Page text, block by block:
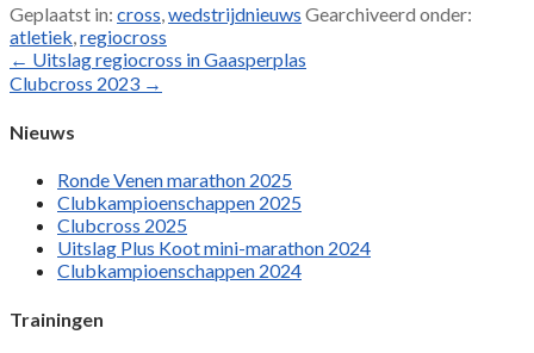
Geplaatst in: cross,wedstrijdnieuws Gearchiveerd onder:
atletiek,regiocross
Bericht
navigatie
← Uitslag regiocross in Gaasperplas
Clubcross 2023 →
Nieuws
Ronde Venen marathon 2025
Clubkampioenschappen 2025
Clubcross 2025
Uitslag Plus Koot mini-marathon 2024
Clubkampioenschappen 2024
Trainingen